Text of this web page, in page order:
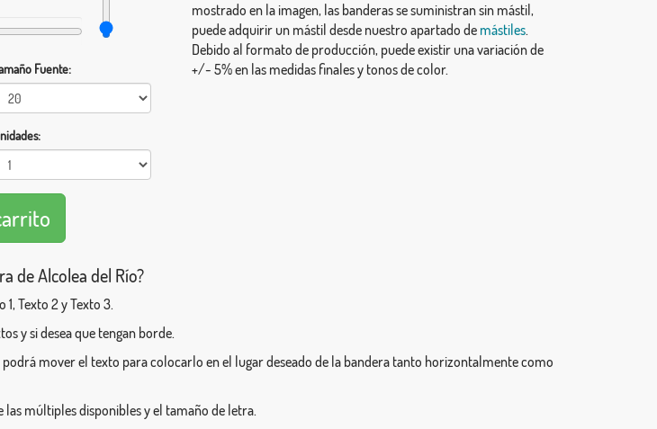
Fuente:
mostrado en la imagen, las banderas se suministran sin mástil,
puede adquirir un mástil desde nuestro apartado de mástiles.
Debido al formato de producción, puede existir una variación de
+/- 5% en las medidas finales y tonos de color.
de Alcolea del Río?
Texto 2 y Texto 3.
y si desea que tengan borde.
mover el texto para colocarlo en el lugar deseado de la bandera tanto horizontalmente como
múltiples disponibles y el tamaño de letra.